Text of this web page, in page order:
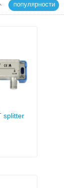
популярности
splitter